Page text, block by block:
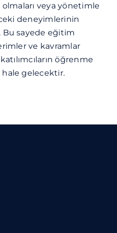
veya yönetimle
deneyimlerinin
Bu sayede eğitim
ve kavramlar
öğrenme
gelecektir.